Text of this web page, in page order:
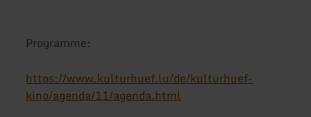
Programme:
https://www.kulturhuef.lu/de/kulturhuef-
kino/agenda/11/agenda.html